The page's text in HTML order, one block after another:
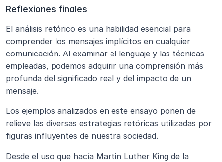
Reflexiones finales
El análisis retórico es una habilidad esencial para
comprender los mensajes implícitos en cualquier
comunicación. Al examinar el lenguaje y las técnicas
empleadas, podemos adquirir una comprensión más
profunda del significado real y del impacto de un
mensaje.
Los ejemplos analizados en este ensayo ponen de
relieve las diversas estrategias retóricas utilizadas por
figuras influyentes de nuestra sociedad.
Desde el uso que hacía Martin Luther King de la